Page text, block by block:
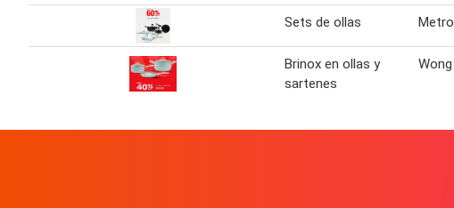
Sets de ollas Metro
Brinox en ollas y
sartenes
Wong